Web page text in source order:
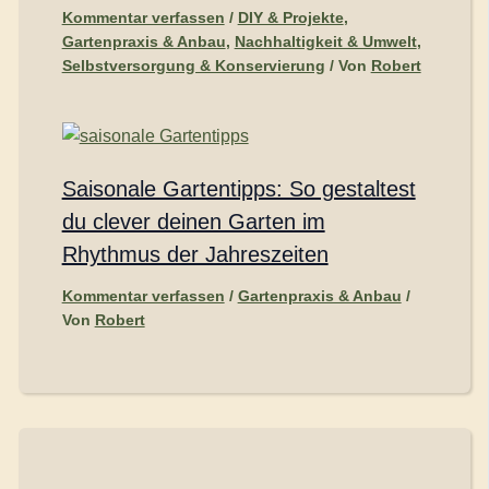
Kommentar verfassen / DIY & Projekte,
Gartenpraxis & Anbau, Nachhaltigkeit & Umwelt,
Selbstversorgung & Konservierung / Von Robert
Saisonale Gartentipps: So gestaltest
du clever deinen Garten im
Rhythmus der Jahreszeiten
Kommentar verfassen / Gartenpraxis & Anbau /
Von Robert